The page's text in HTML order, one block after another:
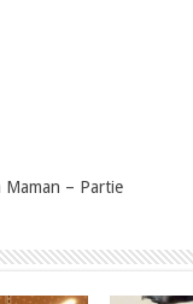
Maman – Partie